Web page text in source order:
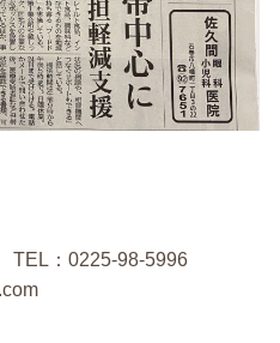
：0225-98-5996